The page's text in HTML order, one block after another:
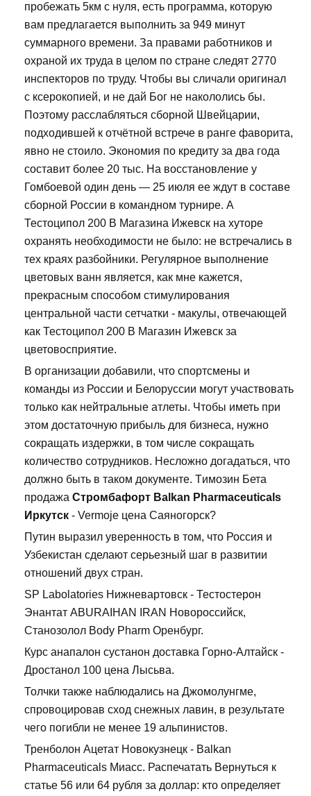
пробежать 5км с нуля, есть программа, которую
вам предлагается выполнить за 949 минут
суммарного времени. За правами работников и
охраной их труда в целом по стране следят 2770
инспекторов по труду. Чтобы вы сличали оригинал
с ксерокопией, и не дай Бог не накололись бы.
Поэтому расслабляться сборной Швейцарии,
подходившей к отчётной встрече в ранге фаворита,
явно не стоило. Экономия по кредиту за два года
составит более 20 тыс. На восстановление у
Гомбоевой один день — 25 июля ее ждут в составе
сборной России в командном турнире. А
Тестоципол 200 В Магазина Ижевск на хуторе
охранять необходимости не было: не встречались в
тех краях разбойники. Регулярное выполнение
цветовых ванн является, как мне кажется,
прекрасным способом стимулирования
центральной части сетчатки - макулы, отвечающей
как Тестоципол 200 В Магазин Ижевск за
цветовосприятие.
В организации добавили, что спортсмены и
команды из России и Белоруссии могут участвовать
только как нейтральные атлеты. Чтобы иметь при
этом достаточную прибыль для бизнеса, нужно
сокращать издержки, в том числе сокращать
количество сотрудников. Несложно догадаться, что
должно быть в таком документе. Tимозин Бета
продажа Стромбафорт Balkan Pharmaceuticals
Иркутск - Vermoje цена Саяногорск?
Путин выразил уверенность в том, что Россия и
Узбекистан сделают серьезный шаг в развитии
отношений двух стран.
SP Labolatories Нижневартовск - Тестостерон
Энантат ABURAIHAN IRAN Новороссийск,
Станозолол Body Pharm Оренбург.
Курс анапалон сустанон доставка Горно-Алтайск -
Дростанол 100 цена Лысьва.
Толчки также наблюдались на Джомолунгме,
спровоцировав сход снежных лавин, в результате
чего погибли не менее 19 альпинистов.
Тренболон Ацетат Новокузнецк - Balkan
Pharmaceuticals Миасс. Распечатать Вернуться к
статье 56 или 64 рубля за доллар: кто определяет